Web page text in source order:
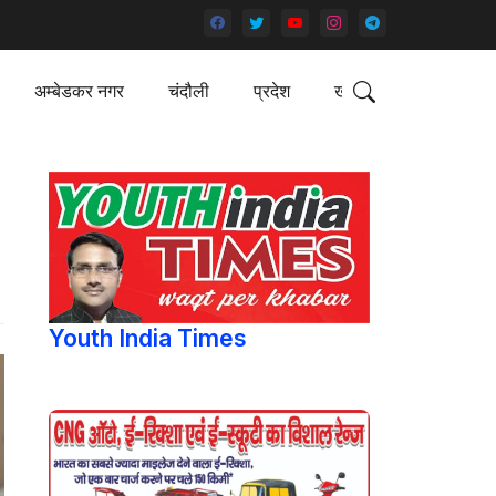
अम्बेडकर नगर चंदौली प्रदेश खेल
Youth India Times